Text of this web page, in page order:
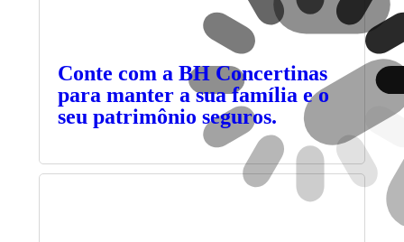
Conte com a BH Concertinas
para manter a sua família e o
seu patrimônio seguros.